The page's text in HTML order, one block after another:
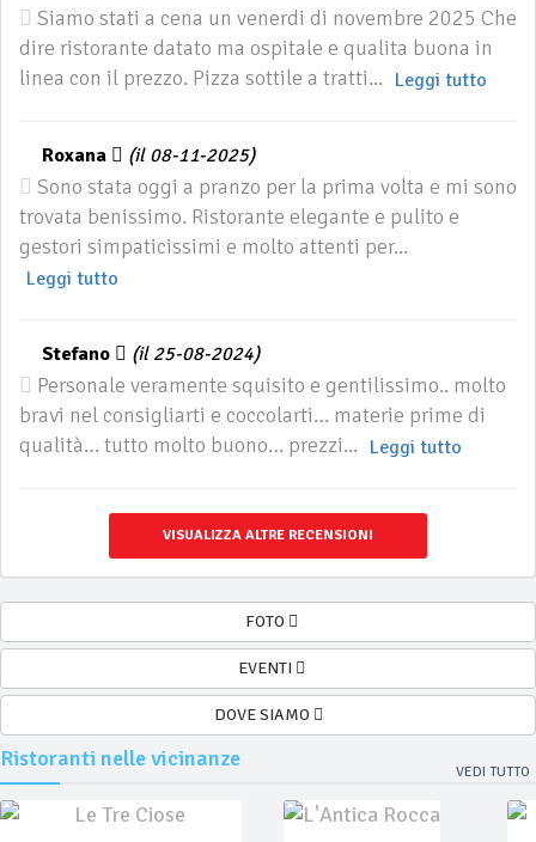
Siamo stati a cena un venerdi di novembre 2025 Che
dire ristorante datato ma ospitale e qualita buona in
linea con il prezzo. Pizza sottile a tratti... Leggi tutto
Roxana (il 08-11-2025)
Sono stata oggi a pranzo per la prima volta e mi sono
trovata benissimo. Ristorante elegante e pulito e
gestori simpaticissimi e molto attenti per...
Leggi tutto
Stefano (il 25-08-2024)
Personale veramente squisito e gentilissimo.. molto
bravi nel consigliarti e coccolarti… materie prime di
qualità… tutto molto buono… prezzi... Leggi tutto
VISUALIZZA ALTRE RECENSIONI
FOTO
EVENTI
DOVE SIAMO
Ristoranti nelle vicinanze
VEDI TUTTO